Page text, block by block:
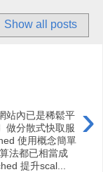
Show all posts
›
站內已是稀鬆平
做分散式快取服
使用概念簡單
法都已相當成
提升scal...